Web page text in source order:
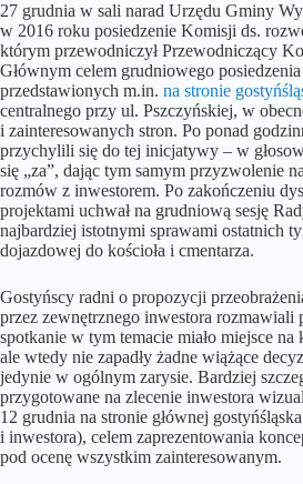
27 grudnia w sali narad Urzędu Gminy
w 2016 roku posiedzenie Komisji ds.
którym przewodniczył Przewodniczący
Głównym celem grudniowego
przedstawionych m.in. na stronie
centralnego przy ul. Pszczyńskiej, w
i zainteresowanych stron. Po ponad
przychylili się do tej inicjatywy – w
się „za”, dając tym samym przyzwolenie
rozmów z inwestorem. Po zakończeniu
projektami uchwał na grudniową sesję
najbardziej istotnymi sprawami ostatnich
dojazdowej do kościoła i cmentarza.
Gostyńscy radni o propozycji
przez zewnętrznego inwestora rozmawiali
spotkanie w tym temacie miało miejsce
ale wtedy nie zapadły żadne wiążące
jedynie w ogólnym zarysie. Bardziej
przygotowane na zlecenie inwestora
12 grudnia na stronie głównej
i inwestora), celem zaprezentowania
pod ocenę wszystkim zainteresowanym.